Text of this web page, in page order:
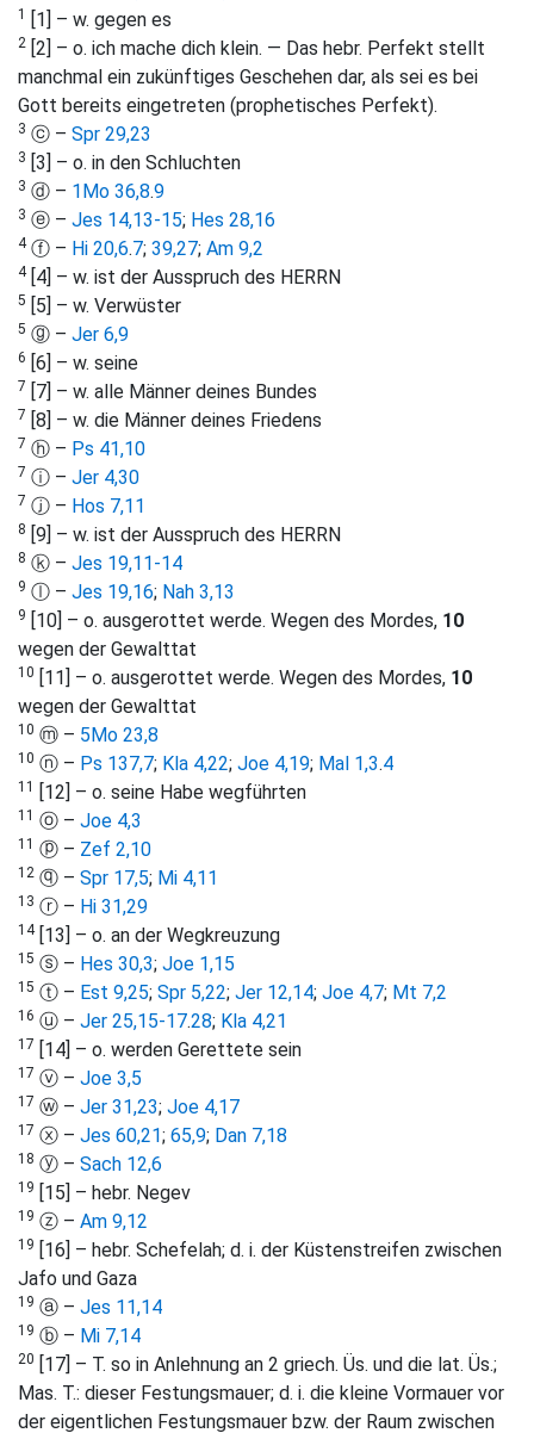
1 [1] – w. gegen es
2 [2] – o. ich mache dich klein. — Das hebr. Perfekt stellt
manchmal ein zukünftiges Geschehen dar, als sei es bei
Gott bereits eingetreten (prophetisches Perfekt).
3 ⓒ – Spr 29,23
3 [3] – o. in den Schluchten
3 ⓓ – 1Mo 36,8.9
3 ⓔ – Jes 14,13-15; Hes 28,16
4ⓕ – Hi 20,6.7; 39,27; Am 9,2
4[4] – w. ist der Ausspruch des HERRN
5 [5] – w. Verwüster
5 ⓖ – Jer 6,9
6 [6] – w. seine
7 [7] – w. alle Männer deines Bundes
7 [8] – w. die Männer deines Friedens
7 ⓗ – Ps 41,10
7 ⓘ – Jer 4,30
7 ⓙ – Hos 7,11
8 [9] – w. ist der Ausspruch des HERRN
8 ⓚ – Jes 19,11-14
9 ⓛ – Jes 19,16; Nah 3,13
9 [10] – o. ausgerottet werde. Wegen des Mordes, 10
wegen der Gewalttat
10 [11] – o. ausgerottet werde. Wegen des Mordes, 10
wegen der Gewalttat
10 ⓜ – 5Mo 23,8
10 ⓝ – Ps 137,7; Kla 4,22; Joe 4,19; Mal 1,3.4
11 [12] – o. seine Habe wegführten
11 ⓞ – Joe 4,3
11 ⓟ – Zef 2,10
12 ⓠ – Spr 17,5; Mi 4,11
13 ⓡ – Hi 31,29
14[13] – o. an der Wegkreuzung
15 ⓢ – Hes 30,3; Joe 1,15
15 ⓣ – Est 9,25; Spr 5,22; Jer 12,14; Joe 4,7; Mt 7,2
16 ⓤ – Jer 25,15-17.28; Kla 4,21
17 [14] – o. werden Gerettete sein
17 ⓥ – Joe 3,5
17 ⓦ – Jer 31,23; Joe 4,17
17 ⓧ – Jes 60,21; 65,9; Dan 7,18
18 ⓨ – Sach 12,6
19 [15] – hebr. Negev
19 ⓩ – Am 9,12
19 [16] – hebr. Schefelah; d. i. der Küstenstreifen zwischen
Jafo und Gaza
19 ⓐ – Jes 11,14
19 ⓑ – Mi 7,14
20 [17] – T. so in Anlehnung an 2 griech. Üs. und die lat. Üs.;
Mas. T.: dieser Festungsmauer; d. i. die kleine Vormauer vor
der eigentlichen Festungsmauer bzw. der Raum zwischen